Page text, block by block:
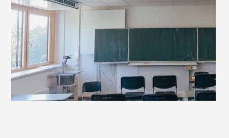
Mehr erfahren